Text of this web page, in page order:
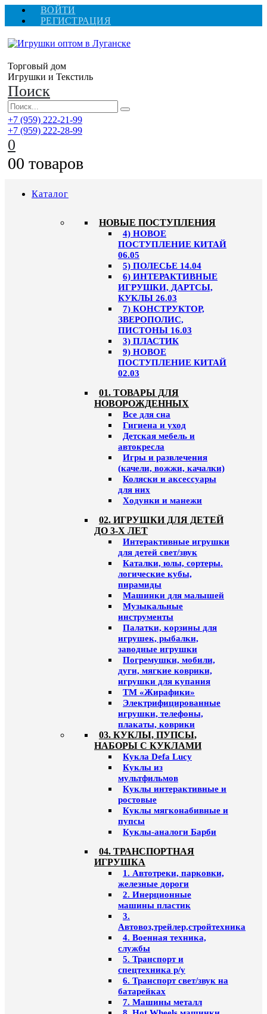
ВОЙТИ
РЕГИСТРАЦИЯ
Торговый дом
Игрушки и Текстиль
Поиск
+7 (959) 222-21-99
+7 (959) 222-28-99
0
00 товаров
Каталог
НОВЫЕ ПОСТУПЛЕНИЯ
4) НОВОЕ
ПОСТУПЛЕНИЕ КИТАЙ
06.05
5) ПОЛЕСЬЕ 14.04
6) ИНТЕРАКТИВНЫЕ
ИГРУШКИ, ДАРТСЫ,
КУКЛЫ 26.03
7) КОНСТРУКТОР,
ЗВЕРОПОЛИС,
ПИСТОНЫ 16.03
3) ПЛАСТИК
9) НОВОЕ
ПОСТУПЛЕНИЕ КИТАЙ
02.03
01. ТОВАРЫ ДЛЯ
НОВОРОЖДЕННЫХ
Все для сна
Гигиена и уход
Детская мебель и
автокресла
Игры и развлечения
(качели, вожжи, качалки)
Коляски и аксессуары
для них
Ходунки и манежи
02. ИГРУШКИ ДЛЯ ДЕТЕЙ
ДО 3-Х ЛЕТ
Интерактивные игрушки
для детей свет/звук
Каталки, юлы, сортеры.
логические кубы,
пирамиды
Машинки для малышей
Музыкальные
инструменты
Палатки, корзины для
игрушек, рыбалки,
заводные игрушки
Погремушки, мобили,
дуги, мягкие коврики,
игрушки для купания
ТМ «Жирафики»
Электрифицированные
игрушки, телефоны,
плакаты, коврики
03. КУКЛЫ, ПУПСЫ,
НАБОРЫ С КУКЛАМИ
Кукла Defa Lucy
Куклы из
мультфильмов
Куклы интерактивные и
ростовые
Куклы мягконабивные и
пупсы
Куклы-аналоги Барби
04. ТРАНСПОРТНАЯ
ИГРУШКА
1. Автотреки, парковки,
железные дороги
2. Инерционные
машины пластик
3.
Автовоз,трейлер,стройтехника
4. Военная техника,
службы
5. Транспорт и
спецтехника р/у
6. Транспорт свет/звук на
батарейках
7. Машины металл